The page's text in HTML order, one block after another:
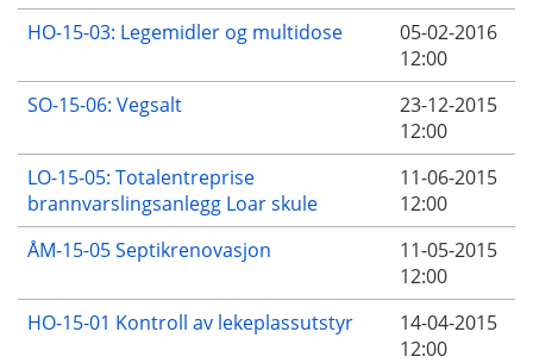
HO-15-03: Legemidler og multidose
05-02-2016
12:00
SO-15-06: Vegsalt
23-12-2015
12:00
LO-15-05: Totalentreprise
brannvarslingsanlegg Loar skule
11-06-2015
12:00
ÅM-15-05 Septikrenovasjon
11-05-2015
12:00
HO-15-01 Kontroll av lekeplassutstyr
14-04-2015
12:00